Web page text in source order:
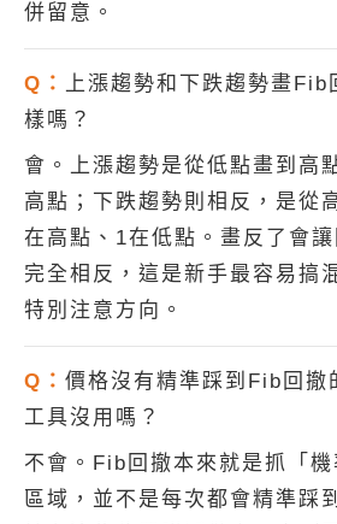
併留意。
Q： 上漲趨勢和下跌趨勢畫Fib
樣嗎？
會。上漲趨勢是從低點畫到高
高點；下跌趨勢則相反，是從
在高點、1在低點。畫反了會
完全相反，這是新手最容易搞
特別注意方向。
Q： 價格沒有精準踩到Fib回撤
工具沒用嗎？
不會。Fib回撤本來就是抓「
區域，並不是每次都會精準踩